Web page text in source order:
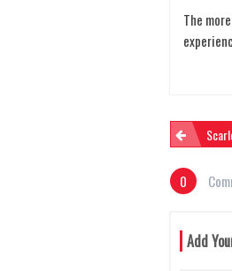
The
N
A
0
Add